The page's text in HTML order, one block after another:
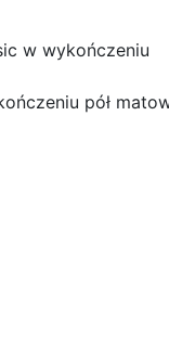
w wykończeniu
pół